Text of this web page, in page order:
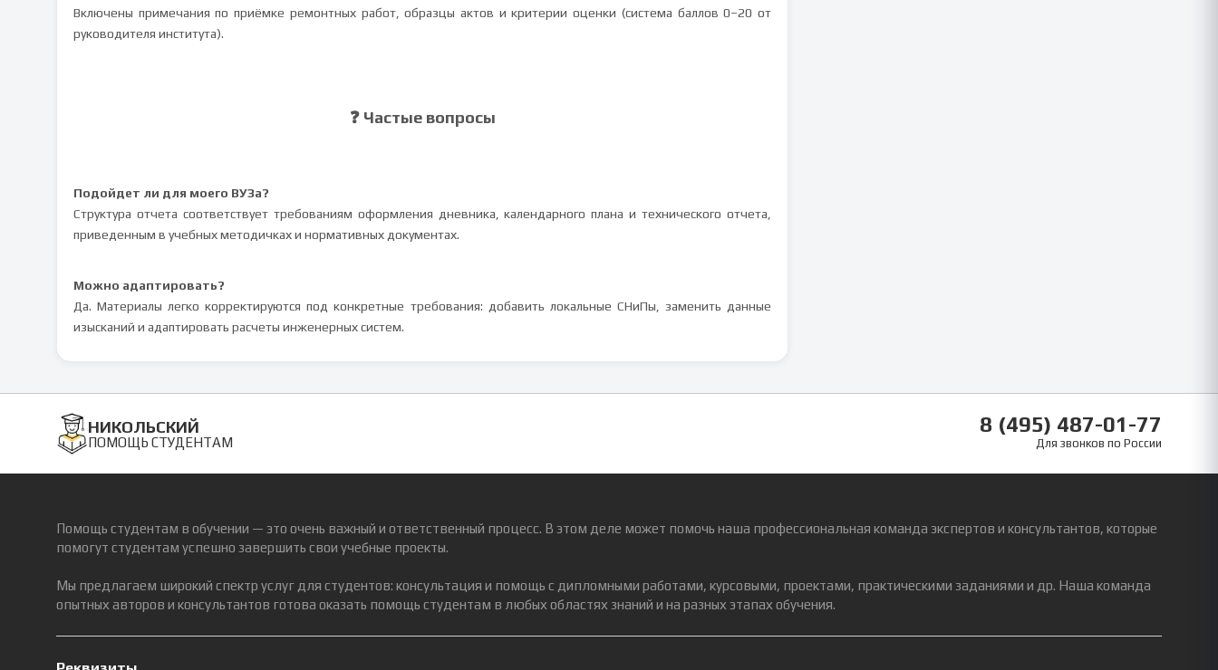
Включены примечания по приёмке ремонтных работ, образцы актов и критерии оценки (система баллов 0–20 от
руководителя института).
❓ Частые вопросы
Подойдет ли для моего ВУЗа?
Структура отчета соответствует требованиям оформления дневника, календарного плана и технического отчета,
приведенным в учебных методичках и нормативных документах.
Можно адаптировать?
Да. Материалы легко корректируются под конкретные требования: добавить локальные СНиПы, заменить данные
изысканий и адаптировать расчеты инженерных систем.
НИКОЛЬСКИЙ
ПОМОЩЬ СТУДЕНТАМ
8 (495) 487-01-77
Для звонков по России
Помощь студентам в обучении — это очень важный и ответственный процесс. В этом деле может помочь наша профессиональная команда экспертов и консультантов, которые
помогут студентам успешно завершить свои учебные проекты.
Мы предлагаем широкий спектр услуг для студентов: консультация и помощь с дипломными работами, курсовыми, проектами, практическими заданиями и др. Наша команда
опытных авторов и консультантов готова оказать помощь студентам в любых областях знаний и на разных этапах обучения.